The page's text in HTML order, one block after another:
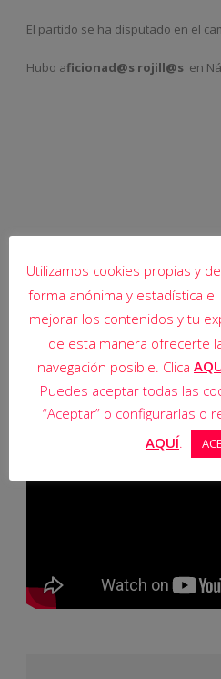
El partido se ha disputado en el
Hubo aficionad@s rojill@s en
Utilizamos cookies propias y
forma anónima y estadística
mejorar los contenidos y tu
de esta manera ofrecerte
navegación posible. Clica
Puedes aceptar todas las
“Aceptar” o configurarlas o
AQUÍ.